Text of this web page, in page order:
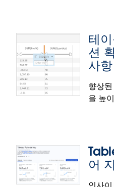
데이터 원본을 원활하게
으로 데이터 분석을 중앙
가 생산성을 높일 수 있습니
추출 새로 고침 권
사용 권한 규칙을 편집하
고침 권한을 부여할 수 있
에서 추출 장애 알림을 받
테
션
사항
향상
을 높
어